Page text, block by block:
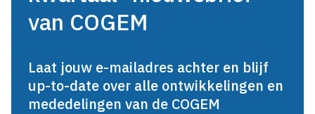
van COGEM
Laat jouw e-mailadres achter en blijf
up-to-date over alle ontwikkelingen en
mededelingen van de COGEM